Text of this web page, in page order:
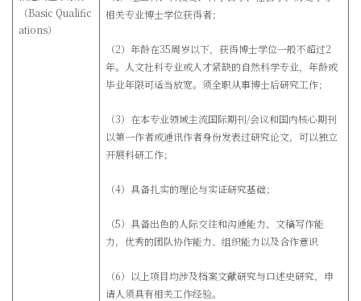
（Basic Qualific
ations）
相关专业博士学位获得者；
（2）年龄在35周岁以下，获得博士学位一般不超过2
年。人文社科专业或人才紧缺的自然科学专业，年龄或
毕业年限可适当放宽。须全职从事博士后研究工作；
（3）在本专业领域主流国际期刊/会议和国内核心期刊
以第一作者或通讯作者身份发表过研究论文，可以独立
开展科研工作；
（4）具备扎实的理论与实证研究基础；
（5）具备出色的人际交往和沟通能力、文稿写作能
力，优秀的团队协作能力、组织能力以及合作意识
（6）以上项目均涉及档案文献研究与口述史研究，申
请人须具有相关工作经验。